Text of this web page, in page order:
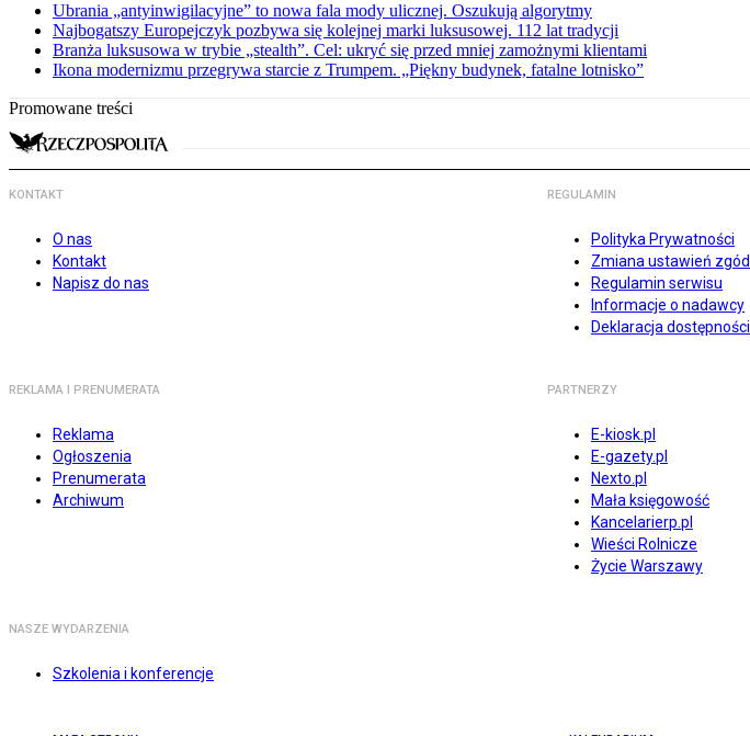
Ubrania „antyinwigilacyjne” to nowa fala mody ulicznej. Oszukują algorytmy
Najbogatszy Europejczyk pozbywa się kolejnej marki luksusowej. 112 lat tradycji
Branża luksusowa w trybie „stealth”. Cel: ukryć się przed mniej zamożnymi klientami
Ikona modernizmu przegrywa starcie z Trumpem. „Piękny budynek, fatalne lotnisko”
Promowane treści
KONTAKT
O nas
Kontakt
Napisz do nas
REGULAMIN
Polityka Prywatności
Zmiana ustawień zgód
Regulamin serwisu
Informacje o nadawcy
Deklaracja dostępności
REKLAMA I PRENUMERATA
Reklama
Ogłoszenia
Prenumerata
Archiwum
PARTNERZY
E-kiosk.pl
E-gazety.pl
Nexto.pl
Mała księgowość
Kancelarierp.pl
Wieści Rolnicze
Życie Warszawy
NASZE WYDARZENIA
Szkolenia i konferencje